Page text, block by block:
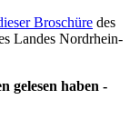
Broschüre des
Landes Nordrhein-
gelesen haben -